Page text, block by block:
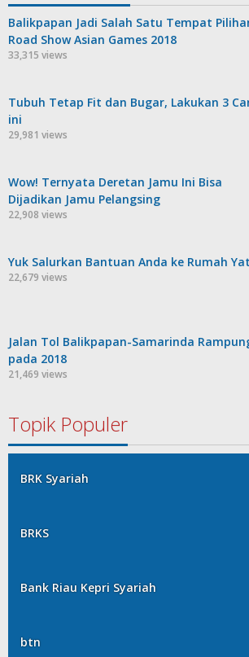
Balikpapan Jadi Salah Satu Tempat
Road Show Asian Games 2018
33,315 views
Tubuh Tetap Fit dan Bugar, Lakukan 3
ini
29,981 views
Wow! Ternyata Deretan Jamu Ini Bisa
Dijadikan Jamu Pelangsing
22,908 views
Yuk Salurkan Bantuan Anda ke Rumah
22,679 views
Jalan Tol Balikpapan-Samarinda
pada 2018
21,469 views
Topik Populer
BRK Syariah
BRKS
Bank Riau Kepri Syariah
btn